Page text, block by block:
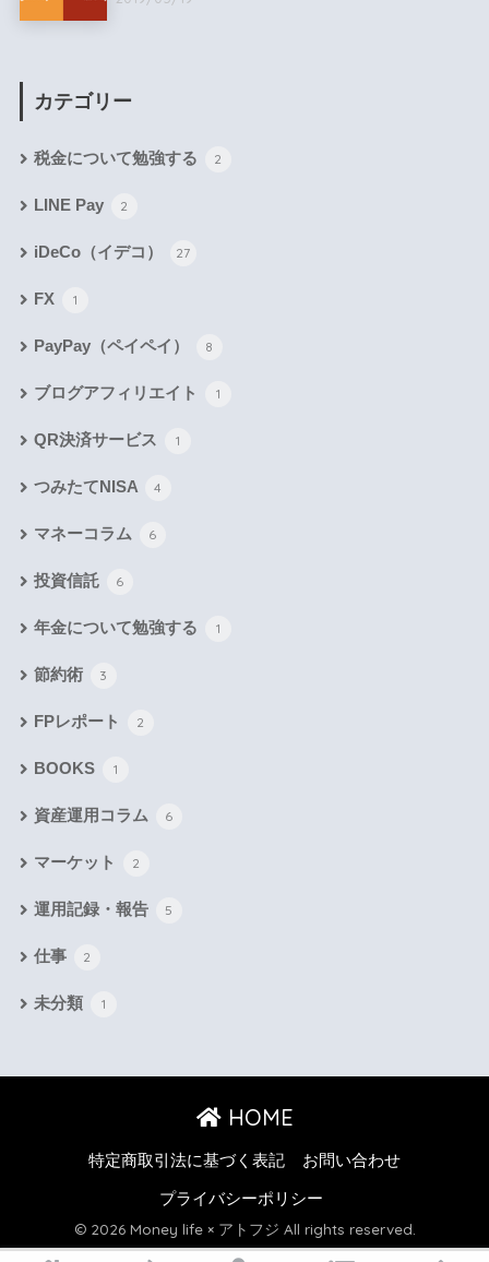
カテゴリー
税金について勉強する 2
LINE Pay 2
iDeCo（イデコ） 27
FX 1
PayPay（ペイペイ） 8
ブログアフィリエイト 1
QR決済サービス 1
つみたてNISA 4
マネーコラム 6
投資信託 6
年金について勉強する 1
節約術 3
FPレポート 2
BOOKS 1
資産運用コラム 6
マーケット 2
運用記録・報告 5
仕事 2
未分類 1
HOME
特定商取引法に基づく表記 お問い合わせ
プライバシーポリシー
© 2026 Money life × アトフジ All rights reserved.